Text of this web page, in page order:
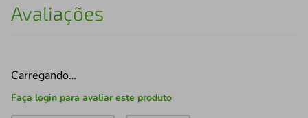
Avaliações
Carregando…
Faça login para avaliar este produto